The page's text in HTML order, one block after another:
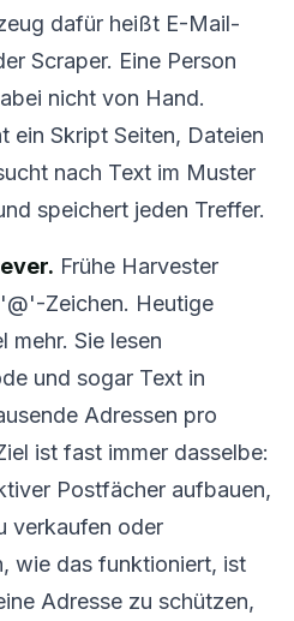
QR
E-Mail ändern
in15Sekunden
E-Mails...
dafür heißt E-Mail-
Scraper. Eine Person
nicht von Hand.
ein Skript Seiten, Dateien
nach Text im Muster
speichert jeden Treffer.
Frühe Harvester
Zeichen. Heutige
mehr. Sie lesen
und sogar Text in
Adressen pro
ist fast immer dasselbe:
Postfächer aufbauen,
verkaufen oder
wie das funktioniert, ist
Adresse zu schützen,